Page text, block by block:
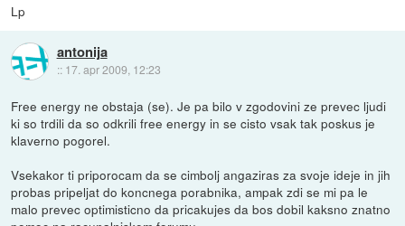
Lp
antonija
:: 17. apr 2009, 12:23
Free energy ne obstaja (se). Je pa bilo v zgodovini ze prevec ljudi
ki so trdili da so odkrili free energy in se cisto vsak tak poskus je
klaverno pogorel.
Vsekakor ti priporocam da se cimbolj angaziras za svoje ideje in jih
probas pripeljat do koncnega porabnika, ampak zdi se mi pa le
malo prevec optimisticno da pricakujes da bos dobil kaksno znatno